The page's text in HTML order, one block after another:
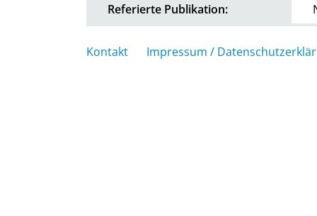
Referierte Publikation:
Kontakt Impressum /